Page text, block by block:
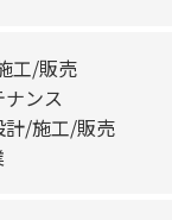
工/販売
ンス
計/施工/販売